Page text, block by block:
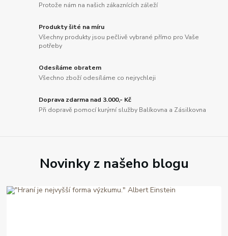
Protože nám na našich zákaznících záleží
Produkty šité na míru
Všechny produkty jsou pečlivě vybrané přímo pro Vaše
potřeby
Odesíláme obratem
Všechno zboží odesíláme co nejrychleji
Doprava zdarma nad 3.000,- Kč
Při dopravě pomocí kurýrní služby Balíkovna a Zásilkovna
Novinky z našeho blogu